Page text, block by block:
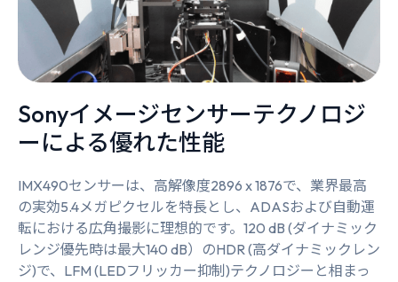
Sonyイメージセンサーテクノロジ
ーによる優れた性能
IMX490センサーは、高解像度2896 x 1876で、業界最高
の実効5.4メガピクセルを特長とし、ADASおよび自動運
転における広角撮影に理想的です。120 dB (ダイナミック
レンジ優先時は最大140 dB）のHDR (高ダイナミックレン
ジ)で、LFM (LEDフリッカー抑制)テクノロジーと相まっ